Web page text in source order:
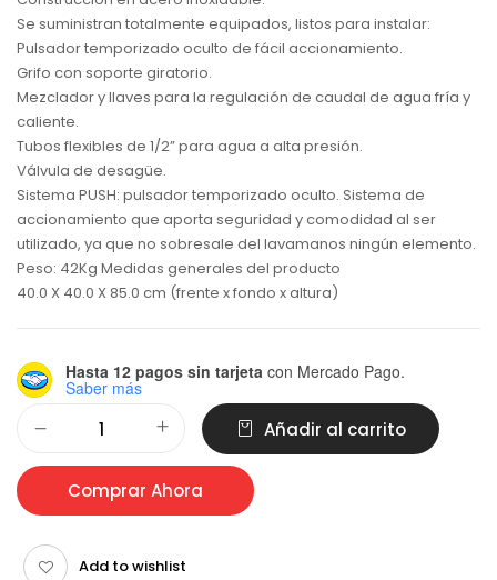
Se suministran totalmente equipados, listos para instalar:
Pulsador temporizado oculto de fácil accionamiento.
Grifo con soporte giratorio.
Mezclador y llaves para la regulación de caudal de agua fría y
caliente.
Tubos flexibles de 1/2” para agua a alta presión.
Válvula de desagüe.
Sistema PUSH: pulsador temporizado oculto. Sistema de
accionamiento que aporta seguridad y comodidad al ser
utilizado, ya que no sobresale del lavamanos ningún elemento.
Peso: 42Kg Medidas generales del producto
40.0 X 40.0 X 85.0 cm (frente x fondo x altura)
Hasta 12 pagos sin tarjeta con Mercado Pago.
Saber más
Añadir al carrito
Comprar Ahora
Add to wishlist